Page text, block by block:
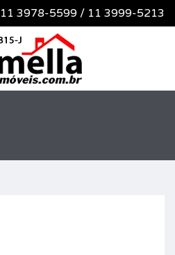
11 3978-5599 / 11 3999-5213